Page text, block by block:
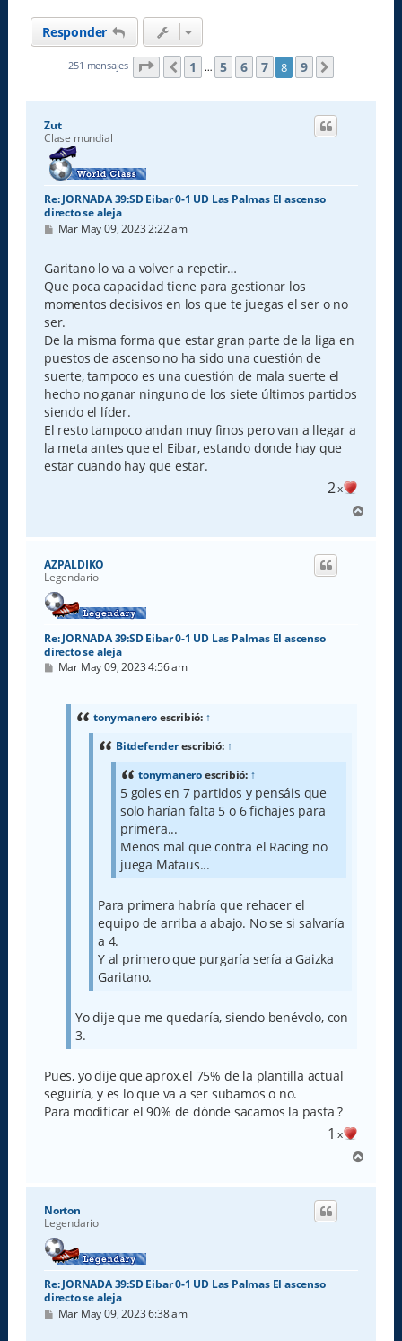
Responder
251 mensajes Página 8de
Anterior
1 … 5 6 7 8 9
Zut
Clase mundial
Re: JORNADA 39:SD Eibar 0-1 UD Las Palmas El ascenso
directo se aleja
M
s
a
j
e
Mar May 09, 2023 2:22 am
Garitano lo va a volver a repetir…
Que poca capacidad tiene para gestionar los
momentos decisivos en los que te juegas el ser o no
ser.
De la misma forma que estar gran parte de la liga en
puestos de ascenso no ha sido una cuestión de
suerte, tampoco es una cuestión de mala suerte el
hecho no ganar ninguno de los siete últimos partidos
siendo el líder.
El resto tampoco andan muy finos pero van a llegar a
la meta antes que el Eibar, estando donde hay que
estar cuando hay que estar.
2x
r
AZPALDIKO
Legendario
Re: JORNADA 39:SD Eibar 0-1 UD Las Palmas El ascenso
directo se aleja
M
Mar May 09, 2023 4:56 am
tonymaneroescribió: ↑
Bitdefenderescribió: ↑
tonymaneroescribió: ↑
5 goles en 7 partidos y pensáis que
solo harían falta 5 o 6 fichajes para
primera...
Menos mal que contra el Racing no
juega Mataus...
Para primera habría que rehacer el
equipo de arriba a abajo. No se si salvaría
a 4.
Y al primero que purgaría sería a Gaizka
Garitano.
Yo dije que me quedaría, siendo benévolo, con
3.
Pues, yo dije que aprox.el 75% de la plantilla actual
seguiría, y es lo que va a ser subamos o no.
Para modificar el 90% de dónde sacamos la pasta ?
1 x
r
Norton
Legendario
Re: JORNADA 39:SD Eibar 0-1 UD Las Palmas El ascenso
directo se aleja
M
Mar May 09, 2023 6:38 am